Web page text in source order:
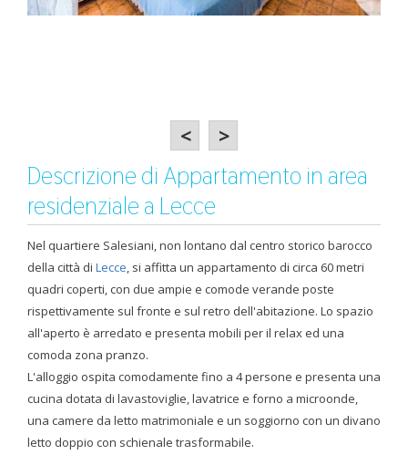
< >
Descrizione di Appartamento in area
residenziale a Lecce
Nel quartiere Salesiani, non lontano dal centro storico barocco
della città di Lecce, si affitta un appartamento di circa 60 metri
quadri coperti, con due ampie e comode verande poste
rispettivamente sul fronte e sul retro dell'abitazione. Lo spazio
all'aperto è arredato e presenta mobili per il relax ed una
comoda zona pranzo.
L'alloggio ospita comodamente fino a 4 persone e presenta una
cucina dotata di lavastoviglie, lavatrice e forno a microonde,
una camere da letto matrimoniale e un soggiorno con un divano
letto doppio con schienale trasformabile.